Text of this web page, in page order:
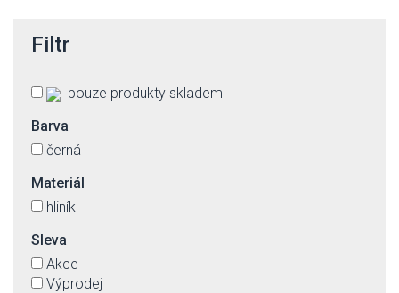
Filtr
pouze produkty skladem
Barva
černá
Materiál
hliník
Sleva
Akce
Výprodej